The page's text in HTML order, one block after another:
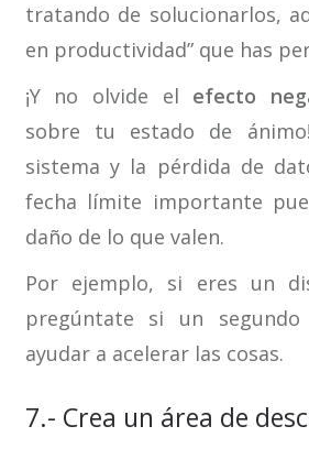
tratando de solucionarlos,
en productividad” que has
¡Y no olvide el efecto
sobre tu estado de
sistema y la pérdida de
fecha límite importante
daño de lo que valen.
Por ejemplo, si eres un
pregúntate si un
ayudar a acelerar las cosas.
7.- Crea un área de